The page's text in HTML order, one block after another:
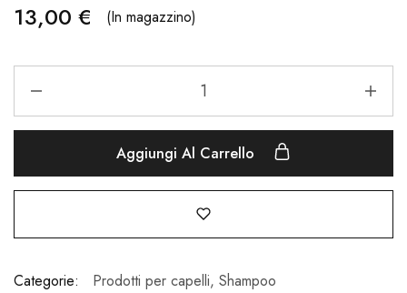
13,00 € (In magazzino)
Aggiungi Al Carrello
Categorie: Prodotti per capelli, Shampoo